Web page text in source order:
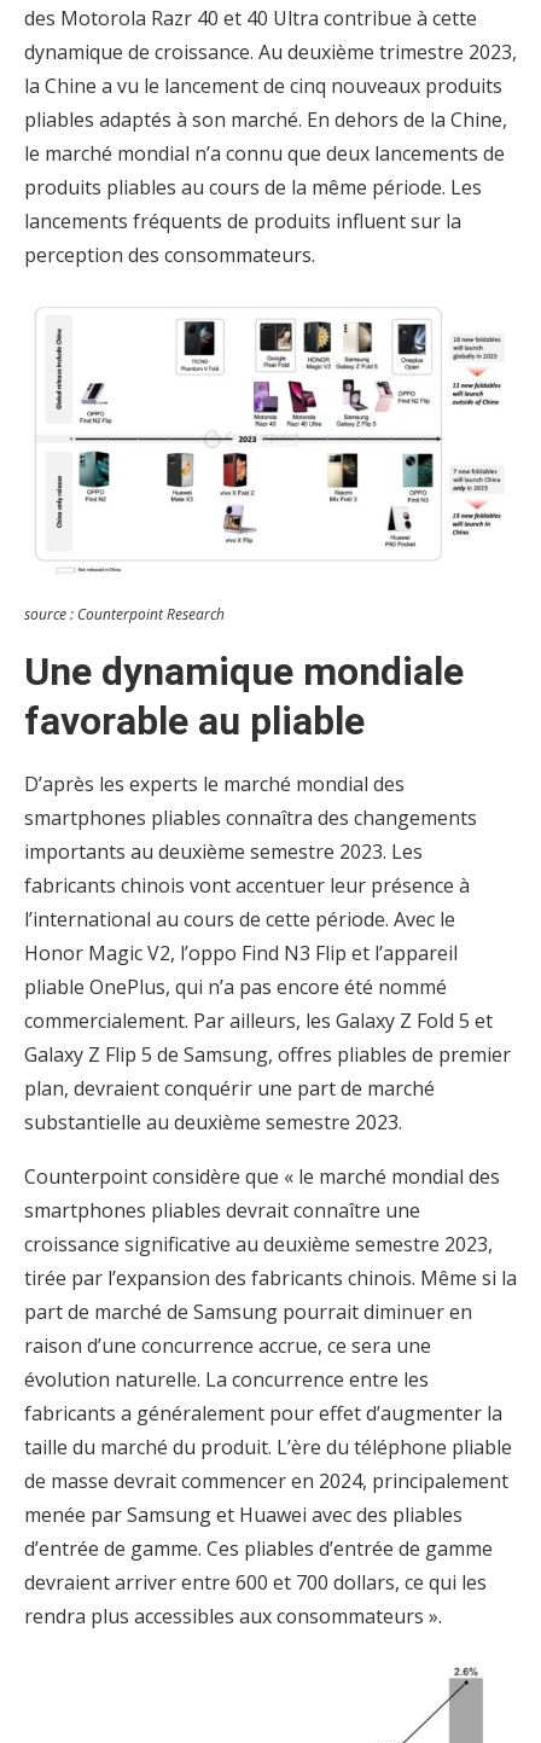
des Motorola Razr 40 et 40 Ultra contribue à cette
dynamique de croissance. Au deuxième trimestre 2023,
la Chine a vu le lancement de cinq nouveaux produits
pliables adaptés à son marché. En dehors de la Chine,
le marché mondial n’a connu que deux lancements de
produits pliables au cours de la même période. Les
lancements fréquents de produits influent sur la
perception des consommateurs.
source : Counterpoint Research
Une dynamique mondiale
favorable au pliable
D’après les experts le marché mondial des
smartphones pliables connaîtra des changements
importants au deuxième semestre 2023. Les
fabricants chinois vont accentuer leur présence à
l’international au cours de cette période. Avec le
Honor Magic V2, l’oppo Find N3 Flip et l’appareil
pliable OnePlus, qui n’a pas encore été nommé
commercialement. Par ailleurs, les Galaxy Z Fold 5 et
Galaxy Z Flip 5 de Samsung, offres pliables de premier
plan, devraient conquérir une part de marché
substantielle au deuxième semestre 2023.
Counterpoint considère que « le marché mondial des
smartphones pliables devrait connaître une
croissance significative au deuxième semestre 2023,
tirée par l’expansion des fabricants chinois. Même si la
part de marché de Samsung pourrait diminuer en
raison d’une concurrence accrue, ce sera une
évolution naturelle. La concurrence entre les
fabricants a généralement pour effet d’augmenter la
taille du marché du produit. L’ère du téléphone pliable
de masse devrait commencer en 2024, principalement
menée par Samsung et Huawei avec des pliables
d’entrée de gamme. Ces pliables d’entrée de gamme
devraient arriver entre 600 et 700 dollars, ce qui les
rendra plus accessibles aux consommateurs ».